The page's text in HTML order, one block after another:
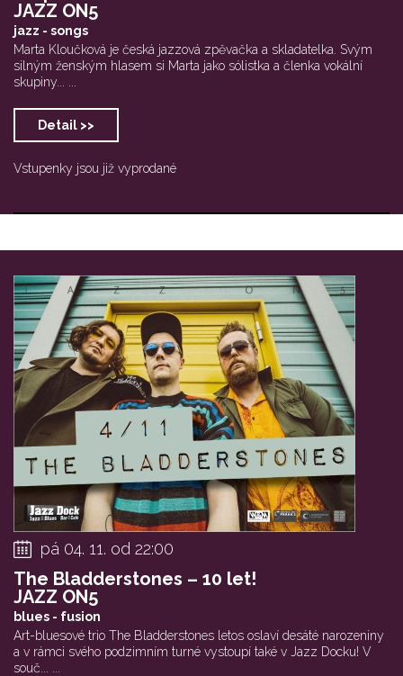
JAZZ ON5
jazz - songs
Marta Kloučková je česká jazzová zpěvačka a skladatelka. Svým
silným ženským hlasem si Marta jako sólistka a členka vokální
skupiny... ...
Detail >>
Vstupenky jsou již vyprodané
pá 04. 11. od 22:00
The Bladderstones – 10 let!
JAZZ ON5
blues - fusion
Art-bluesové trio The Bladderstones letos oslaví desáté narozeniny
a v rámci svého podzimním turné vystoupí také v Jazz Docku! V
souč... ...